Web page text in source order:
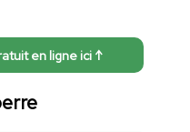
en ligne ici ↑